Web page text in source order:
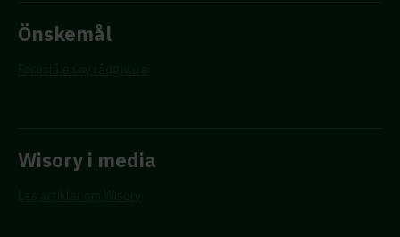
Önskemål
Wisory i media